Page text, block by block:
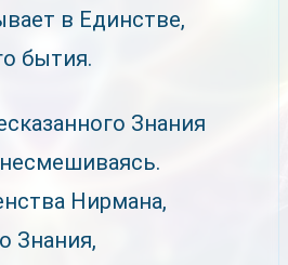
в Единстве,
бытия.
Знания
Нирмана,
Знания,